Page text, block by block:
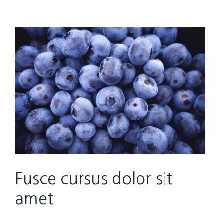
View
Larger
Image
Fusce cursus dolor sit
amet